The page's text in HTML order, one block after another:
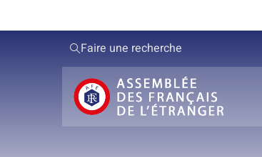
Faire une recherche